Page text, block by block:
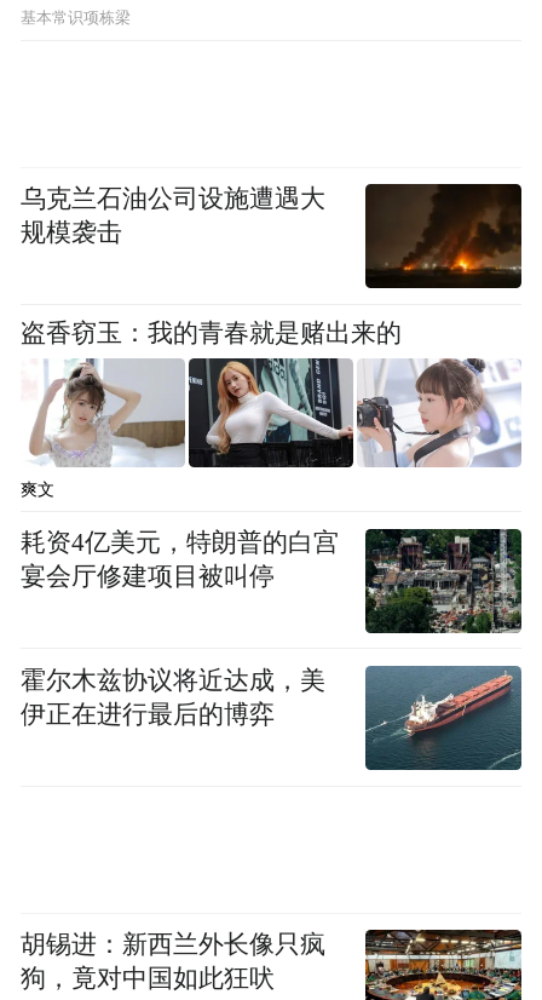
个维度，全景式呈现了郎酒2025年在拼品
质、拼品牌、拼品味道路上的扎实步伐。
现场，汪博炜对一路同行伙伴的点名致谢，
更是让这场发布超越了成绩汇报，升华为一
次对奋斗者的集体礼赞，让“郎酒x伙伴x客
户”更为具象。
红动万家！红花郎中国宴席市场“连续三年酱
酒销量第一”
在郎酒的酱香产品矩阵中，红花郎就像一位
“国民级选手”，凭借20余年的深耕，把“红花
国色”的印记刻进了千家万户的宴会场景。
销量第一”。
基本常识项栋梁
乌克兰石油公司设施遭遇大
规模袭击
盗香窃玉：我的青春就是赌出来的
爽文
耗资4亿美元，特朗普的白宫
宴会厅修建项目被叫停
霍尔木兹协议将近达成，美
伊正在进行最后的博弈
胡锡进：新西兰外长像只疯
狗，竟对中国如此狂吠